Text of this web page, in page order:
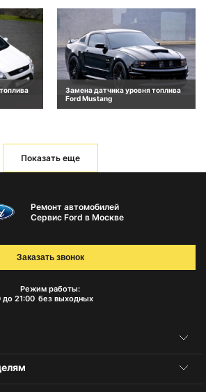
Замена датчика уровня топлива
Ford Mustang
Показать еще
Ремонт автомобилей
Сервис Ford в Москве
Режим работы:
до 21:00 без выходных
Заказать звонок